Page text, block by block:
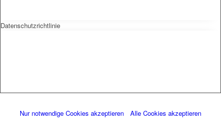
Datenschutzrichtlinie
Nur notwendige Cookies akzeptieren Alle Cookies akzeptieren